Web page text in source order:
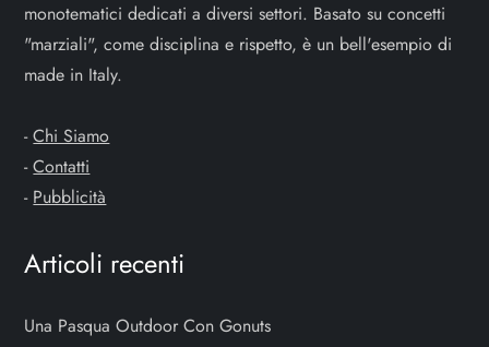
monotematici dedicati a diversi settori. Basato su concetti
"marziali", come disciplina e rispetto, è un bell'esempio di
made in Italy.
-Chi Siamo
-Contatti
- Pubblicità
Articoli recenti
Una Pasqua Outdoor Con Gonuts